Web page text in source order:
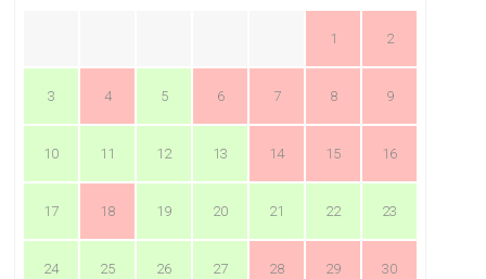
1 2
3 4 5 6 7 8 9
10 11 12 13 14 15 16
17 18 19 20 21 22 23
24 25 26 27 28 29 30